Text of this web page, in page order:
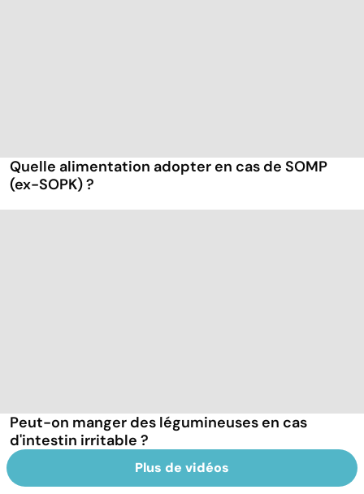
Quelle alimentation adopter en cas de SOMP
(ex-SOPK) ?
Peut-on manger des légumineuses en cas
d'intestin irritable ?
Plus de vidéos